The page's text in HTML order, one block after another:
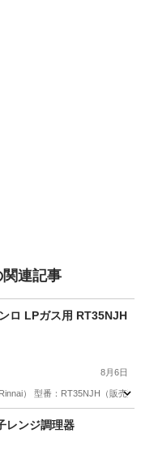
連記事
ロ LPガス用 RT35NJH
8月6日
） 型番：RT35NJH（販売
レンジ調理器